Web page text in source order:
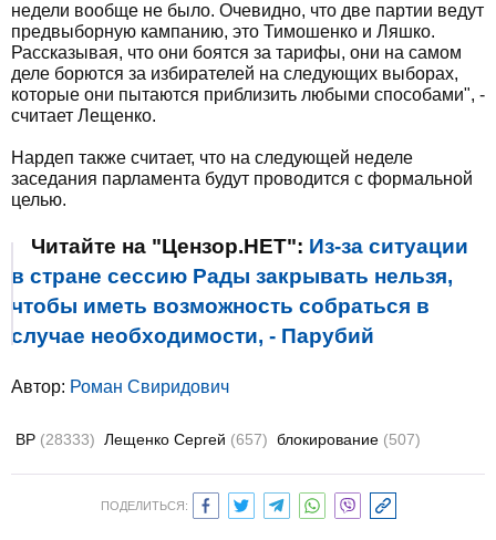
недели вообще не было. Очевидно, что две партии ведут
предвыборную кампанию, это Тимошенко и Ляшко.
Рассказывая, что они боятся за тарифы, они на самом
деле борются за избирателей на следующих выборах,
которые они пытаются приблизить любыми способами", -
считает Лещенко.
Нардеп также считает, что на следующей неделе
заседания парламента будут проводится с формальной
целью.
Читайте на "Цензор.НЕТ": Из-за ситуации
в стране сессию Рады закрывать нельзя,
чтобы иметь возможность собраться в
случае необходимости, - Парубий
Автор: Роман Свиридович
ВР (28333) Лещенко Сергей (657) блокирование (507)
ПОДЕЛИТЬСЯ: